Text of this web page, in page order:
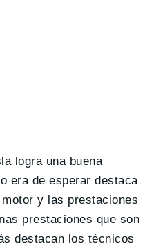
logra una buena
era de esperar destaca
y las prestaciones
prestaciones que son
destacan los técnicos